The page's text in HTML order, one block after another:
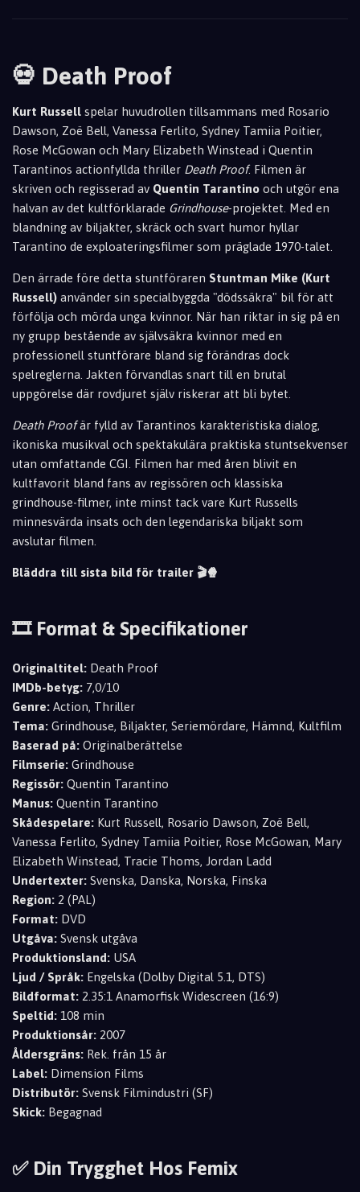
💀 Death Proof
Kurt Russell spelar huvudrollen tillsammans med Rosario
Dawson, Zoë Bell, Vanessa Ferlito, Sydney Tamiia Poitier,
Rose McGowan och Mary Elizabeth Winstead i Quentin
Tarantinos actionfyllda thriller Death Proof. Filmen är
skriven och regisserad av Quentin Tarantino och utgör ena
halvan av det kultförklarade Grindhouse-projektet. Med en
blandning av biljakter, skräck och svart humor hyllar
Tarantino de exploateringsfilmer som präglade 1970-talet.
Den ärrade före detta stuntföraren Stuntman Mike (Kurt
Russell) använder sin specialbyggda "dödssäkra" bil för att
förfölja och mörda unga kvinnor. När han riktar in sig på en
ny grupp bestående av självsäkra kvinnor med en
professionell stuntförare bland sig förändras dock
spelreglerna. Jakten förvandlas snart till en brutal
uppgörelse där rovdjuret själv riskerar att bli bytet.
Death Proofär fylld av Tarantinos karakteristiska dialog,
ikoniska musikval och spektakulära praktiska stuntsekvenser
utan omfattande CGI. Filmen har med åren blivit en
kultfavorit bland fans av regissören och klassiska
grindhouse-filmer, inte minst tack vare Kurt Russells
minnesvärda insats och den legendariska biljakt som
avslutar filmen.
Bläddra till sista bild för trailer 🎬🍿
🎞️ Format & Specifikationer
Originaltitel: Death Proof
IMDb-betyg: 7,0/10
Genre: Action, Thriller
Tema: Grindhouse, Biljakter, Seriemördare, Hämnd, Kultfilm
Baserad på: Originalberättelse
Filmserie: Grindhouse
Regissör: Quentin Tarantino
Manus: Quentin Tarantino
Skådespelare: Kurt Russell, Rosario Dawson, Zoë Bell,
Vanessa Ferlito, Sydney Tamiia Poitier, Rose McGowan, Mary
Elizabeth Winstead, Tracie Thoms, Jordan Ladd
Undertexter: Svenska, Danska, Norska, Finska
Region: 2 (PAL)
Format: DVD
Utgåva: Svensk utgåva
Produktionsland: USA
Ljud / Språk: Engelska (Dolby Digital 5.1, DTS)
Bildformat: 2.35:1 Anamorfisk Widescreen (16:9)
Speltid: 108 min
Produktionsår: 2007
Åldersgräns: Rek. från 15 år
Label: Dimension Films
Distributör: Svensk Filmindustri (SF)
Skick: Begagnad
✅ Din Trygghet Hos Femix